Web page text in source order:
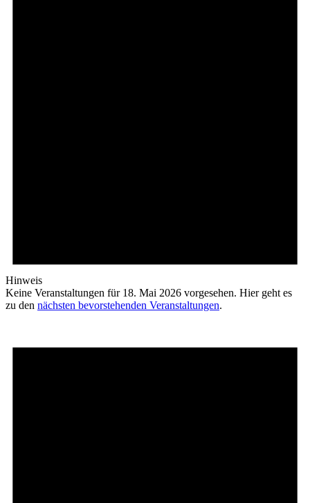
Hinweis
Keine Veranstaltungen für 18. Mai 2026 vorgesehen. Hier geht es
zu den nächsten bevorstehenden Veranstaltungen.